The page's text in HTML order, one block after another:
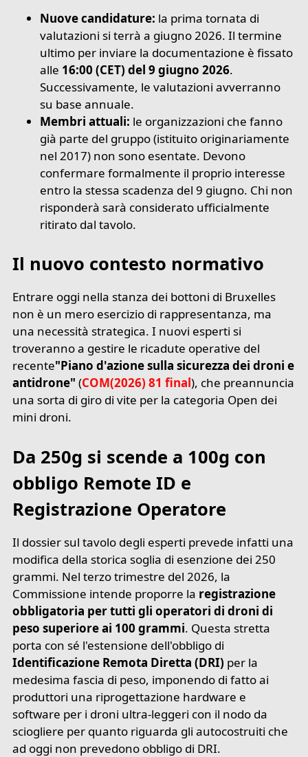
Nuove candidature: la prima tornata di
valutazioni si terrà a giugno 2026. Il termine
ultimo per inviare la documentazione è fissato
alle 16:00 (CET) del 9 giugno 2026.
Successivamente, le valutazioni avverranno
su base annuale.
Membri attuali: le organizzazioni che fanno
già parte del gruppo (istituito originariamente
nel 2017) non sono esentate. Devono
confermare formalmente il proprio interesse
entro la stessa scadenza del 9 giugno. Chi non
risponderà sarà considerato ufficialmente
ritirato dal tavolo.
Il nuovo contesto normativo
Entrare oggi nella stanza dei bottoni di Bruxelles
non è un mero esercizio di rappresentanza, ma
una necessità strategica. I nuovi esperti si
troveranno a gestire le ricadute operative del
recente"Piano d'azione sulla sicurezza dei droni e
antidrone"(COM(2026) 81 final), che preannuncia
una sorta di giro di vite per la categoria Open dei
mini droni.
Da 250g si scende a 100g con
obbligo Remote ID e
Registrazione Operatore
Il dossier sul tavolo degli esperti prevede infatti una
modifica della storica soglia di esenzione dei 250
grammi. Nel terzo trimestre del 2026, la
Commissione intende proporre la registrazione
obbligatoria per tutti gli operatori di droni di
peso superiore ai 100 grammi. Questa stretta
porta con sé l'estensione dell'obbligo di
Identificazione Remota Diretta (DRI) per la
medesima fascia di peso, imponendo di fatto ai
produttori una riprogettazione hardware e
software per i droni ultra-leggeri con il nodo da
sciogliere per quanto riguarda gli autocostruiti che
ad oggi non prevedono obbligo di DRI.